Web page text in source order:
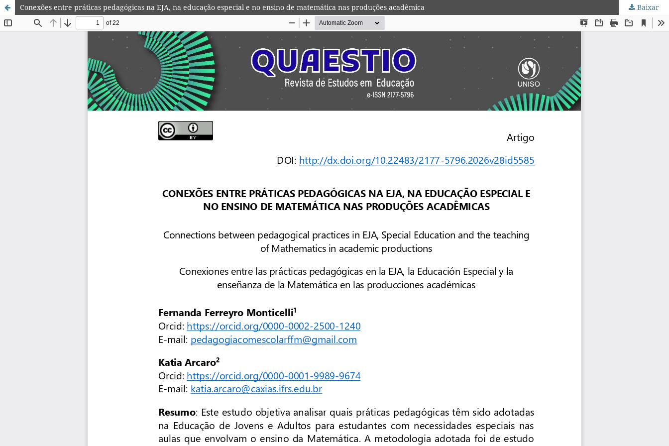
Conexões entre práticas pedagógicas na EJA, na educação especial e no ensino de matemática nas produções acadêmica Baixar